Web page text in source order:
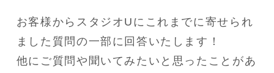
お客様からスタジオUにこれまでに寄せられ
ました質問の一部に回答いたします！
他にご質問や聞いてみたいと思ったことがあ